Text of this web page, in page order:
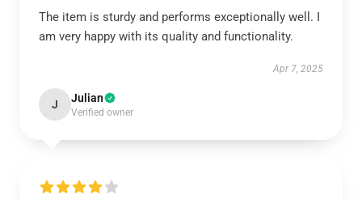
The item is sturdy and performs exceptionally well. I
am very happy with its quality and functionality.
Apr 7, 2025
J Julian
Verified owner